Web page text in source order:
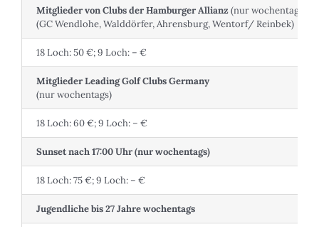
Mitglieder von Clubs der Hamburger Allianz(nur wochentags)
(GC Wendlohe, Walddörfer, Ahrensburg, Wentorf/ Reinbek)
18 Loch: 50 €; 9 Loch: – €
Mitglieder Leading Golf Clubs Germany
(nur wochentags)
18 Loch: 60 €; 9 Loch: – €
Sunset nach 17:00 Uhr (nur wochentags)
18 Loch: 75 €; 9 Loch: – €
Jugendliche bis 27 Jahre wochentags